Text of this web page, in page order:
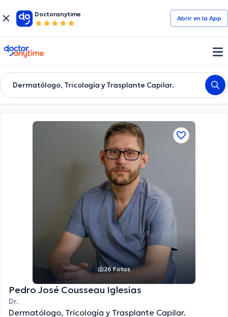
Doctoranytime
Abrir en la App
doctoranytime
Dermatólogo, Tricología y Trasplante Capilar.
26 Fotos
Pedro José Cousseau Iglesias
Dr.
Dermatólogo, Tricología y Trasplante Capilar.